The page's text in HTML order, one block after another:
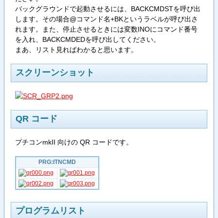
バックグラウンドで起動させるには、BACKCMDSTを呼び出
します。その場合@コマンド名+BKというラベルが呼び出さ
れます。また、停止させるときには変数INOにコマンド番号
を入れ、BACKCMDEDを呼び出してください。
まあ、リスト見ればわかると思います。
スクリーンショット
QR コード
プチコンmkII 向けの QR コードです。
PRG:ITNCMD
プログラムリスト